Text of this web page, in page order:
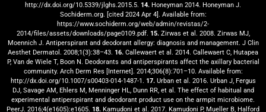
http://dx.doi.org/10.5339/jlghs.2015.5. 14. Honeyman 2014. Honeyman J.
Sochiderm.org. [cited 2024 Apr 4]. Available from:
https://www.sochiderm.org/web/admin/revistas/2-
2014/files/assets/downloads/page0109.pdf. 15.Zirwas et al. 2008. Zirwas MJ,
Moennich J. Antiperspirant and deodorant allergy: diagnosis and management. J Clin
Aesthet Dermatol. 2008;1(3):38–43. 16. Callewaert et al. 2014. Callewaert C, Hutapea
P, Van de Wiele T, Boon N. Deodorants and antiperspirants affect the axillary bacterial
community. Arch Derm Res [Internet]. 2014;306(8):701–10. Available from:
http://dx.doi.org/10.1007/s00403-014-1487-1. 17.Urban et al. 2016. Urban J, Fergus
DJ, Savage AM, Ehlers M, Menninger HL, Dunn RR, et al. The effect of habitual and
experimental antiperspirant and deodorant product use on the armpit microbiome.
PeerJ. 2016;4(e1605):e1605. 18. Kamudoni et al. 2017. Kamudoni P, Mueller B, Halford